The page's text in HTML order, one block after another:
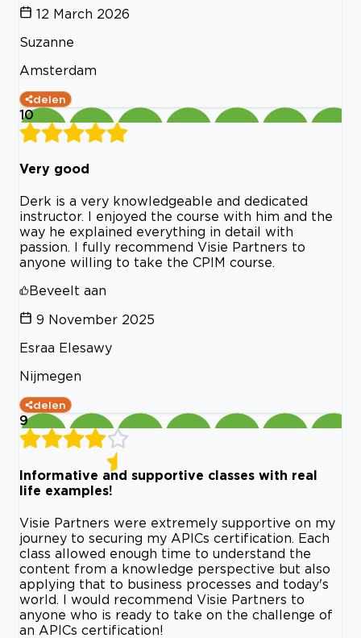
12 March 2026
Suzanne
Amsterdam
delen
10
Very good
Derk is a very knowledgeable and dedicated
instructor. I enjoyed the course with him and the
way he explained everything in detail with
passion. I fully recommend Visie Partners to
anyone willing to take the CPIM course.
Beveelt aan
9 November 2025
Esraa Elesawy
Nijmegen
delen
9
Informative and supportive classes with real
life examples!
Visie Partners were extremely supportive on my
journey to securing my APICs certification. Each
class allowed enough time to understand the
content from a knowledge perspective but also
applying that to business processes and today's
world. I would recommend Visie Partners to
anyone who is ready to take on the challenge of
an APICs certification!